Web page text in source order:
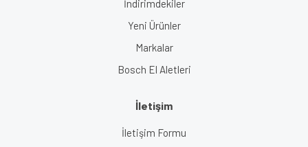
İndirimdekiler
Yeni Ürünler
Markalar
Bosch El Aletleri
İletişim
İletişim Formu